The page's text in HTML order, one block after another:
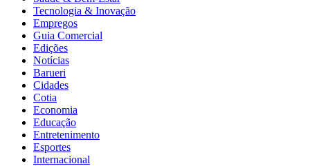
Tecnologia & Inovação
Empregos
Guia Comercial
Edições
Notícias
Barueri
Cidades
Cotia
Economia
Educação
Entretenimento
Esportes
Internacional